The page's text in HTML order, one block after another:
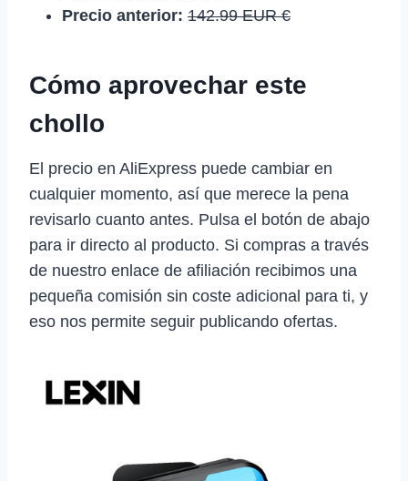
Precio anterior: 142.99 EUR €
Cómo aprovechar este
chollo
El precio en AliExpress puede cambiar en
cualquier momento, así que merece la pena
revisarlo cuanto antes. Pulsa el botón de abajo
para ir directo al producto. Si compras a través
de nuestro enlace de afiliación recibimos una
pequeña comisión sin coste adicional para ti, y
eso nos permite seguir publicando ofertas.